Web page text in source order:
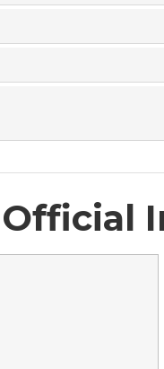
Official